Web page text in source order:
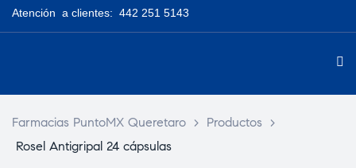
Atención a clientes: 442 251 5143
Farmacias PuntoMX Queretaro > Productos
>
Rosel Antigripal 24 cápsulas